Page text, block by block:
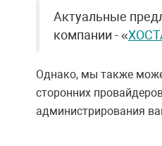
Актуальные
компании - «
Однако, мы также
сторонних
администрирования